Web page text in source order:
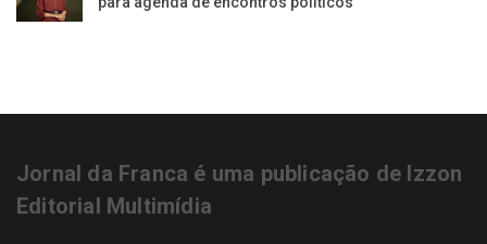
Jornal da Franca é uma publicação de Izzon
Editorial Multimídia